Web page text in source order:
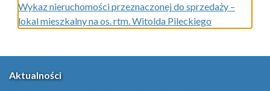
Wykaz nieruchomości przeznaczonej do sprzedaży –
lokal mieszkalny na os. rtm. Witolda Pileckiego
Aktualności